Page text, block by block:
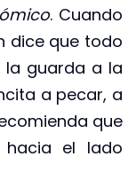
. Cuando
dice que todo
la guarda a la
a pecar, a
que
el lado